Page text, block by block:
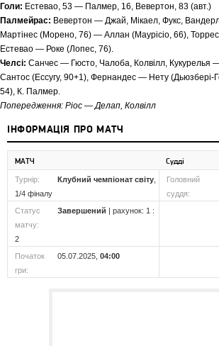
Голи: Естевао, 53 — Палмер, 16, Вевертон, 83 (авт.)
Палмейрас: Вевертон — Джай, Мікаел, Фукс,
Мартінес (Морено, 76) — Аллан (Маурісіо, 66),
Естевао — Роке (Лопес, 76).
Челсі: Санчес — Гюсто, Чалоба, Колвілл, Кукурелья
Сантос (Ессугу, 90+1), Фернандес — Нету
54), К. Палмер.
Попередження: Ріос — Делап, Колвілл
ІНФОРМАЦІЯ ПРО МАТЧ
МАТЧ Судді
Турнір: Клубний чемпіонат світу,
1/4 фіналу
Головний
суддя:
Статус
матчу:
Завершений | рахунок: 1 :
2
Початок
гри:
05.07.2025, 04:00